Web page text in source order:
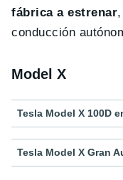
fábrica a estrenar
conducción
Model X
Tesla Model X 100D
Tesla Model X Gran